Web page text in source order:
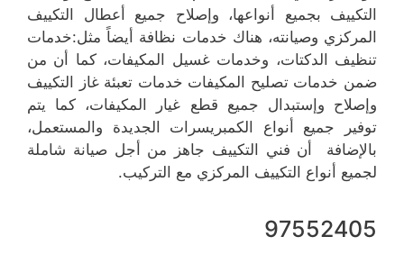
التكييف بجميع أنواعها، وإصلاح جميع أعطال التكييف
المركزي وصيانته، هناك خدمات نظافة أيضاً مثل:خدمات
تنظيف الدكتات، وخدمات غسيل المكيفات، كما أن من
ضمن خدمات تصليح المكيفات خدمات تعبئة غاز التكييف
وإصلاح وإستبدال جميع قطع غيار المكيفات، كما يتم
توفير جميع أنواع الكمبريسرات الجديدة والمستعمل،
بالإضافة أن فني التكييف جاهز من أجل صيانة شاملة
لجميع أنواع التكييف المركزي مع التركيب.
97552405